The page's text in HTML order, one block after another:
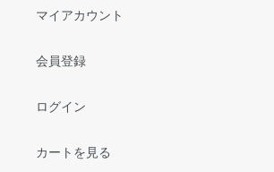
マイアカウント
会員登録
ログイン
カートを見る